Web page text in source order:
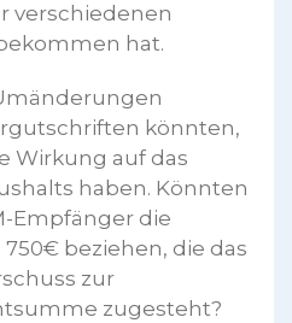
verschiedenen
hat.
könnten,
Wirkung auf das
haben. Könnten
Empfänger die
beziehen, die das
zur
zugesteht?